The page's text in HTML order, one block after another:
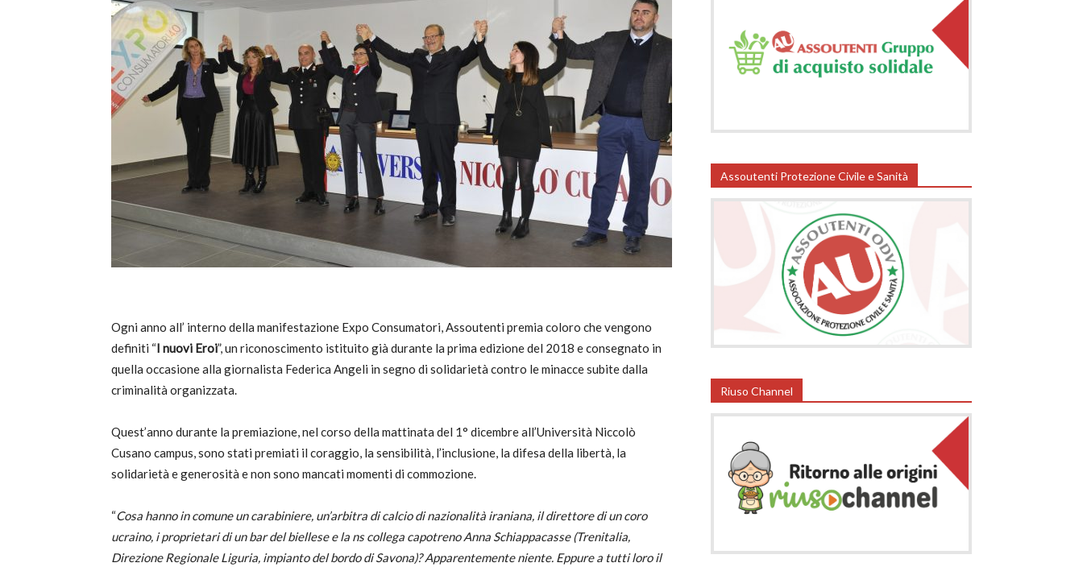
Tutela
diritti
dei
consumatori
Ogni anno all’ interno della manifestazione Expo Consumatori, Assoutenti premia coloro che vengono
definiti “I nuovi Eroi”, un riconoscimento istituito già durante la prima edizione del 2018 e consegnato in
quella occasione alla giornalista Federica Angeli in segno di solidarietà contro le minacce subite dalla
criminalità organizzata.
Quest’anno durante la premiazione, nel corso della mattinata del 1° dicembre all’Università Niccolò
Cusano campus, sono stati premiati il coraggio, la sensibilità, l’inclusione, la difesa della libertà, la
solidarietà e generosità e non sono mancati momenti di commozione.
“Cosa hanno in comune un carabiniere, un’arbitra di calcio di nazionalità iraniana, il direttore di un coro
ucraino, i proprietari di un bar del biellese e la ns collega capotreno Anna Schiappacasse (Trenitalia,
Direzione Regionale Liguria, impianto del bordo di Savona)? Apparentemente niente. Eppure a tutti loro il
Assoutenti Protezione Civile e Sanità
Riuso Channel